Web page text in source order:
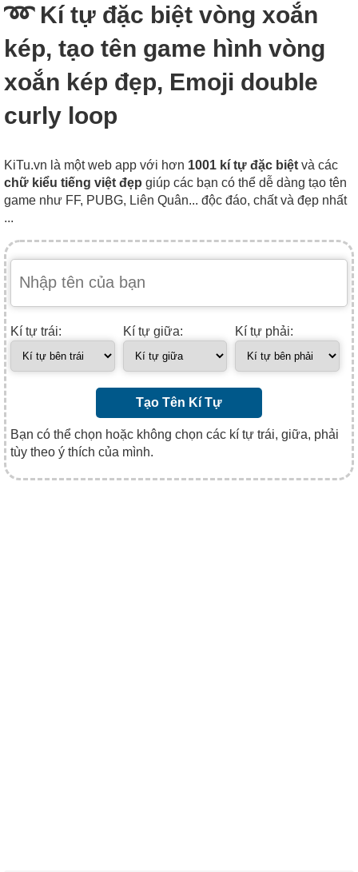
➿ Kí tự đặc biệt vòng xoắn
kép, tạo tên game hình vòng
xoắn kép đẹp, Emoji double
curly loop
KiTu.vn là một web app với hơn 1001 kí tự đặc biệt và các
chữ kiểu tiếng việt đẹp giúp các bạn có thể dễ dàng tạo tên
game như FF, PUBG, Liên Quân... độc đáo, chất và đẹp nhất
...
Kí tự trái: Kí tự giữa: Kí tự phải:
Tạo Tên Kí Tự
Bạn có thể chọn hoặc không chọn các kí tự trái, giữa, phải
tùy theo ý thích của mình.